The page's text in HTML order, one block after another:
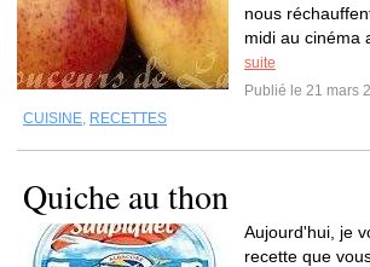
nous
midi au cinéma
suite
Publié le 21 mars
CUISINE, RECETTES
Quiche au thon
Aujourd'hui, je
recette que